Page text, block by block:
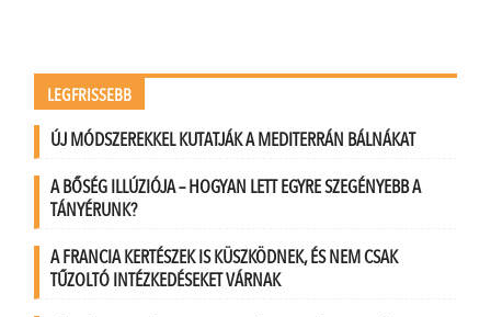
LEGFRISSEBB
ÚJ MÓDSZEREKKEL KUTATJÁK A MEDITERRÁN BÁLNÁKAT
A BŐSÉG ILLÚZIÓJA – HOGYAN LETT EGYRE SZEGÉNYEBB A
TÁNYÉRUNK?
A FRANCIA KERTÉSZEK IS KÜSZKÖDNEK, ÉS NEM CSAK
TŰZOLTÓ INTÉZKEDÉSEKET VÁRNAK